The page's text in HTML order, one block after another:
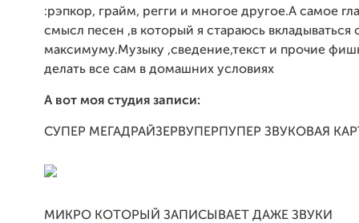
:рэпкор, грайм, регги и многое другое.А самое
смысл песен ,в который я стараюсь вкладываться
максимуму.Музыку ,сведение,текст и прочие
делать все сам в домашних условиях
А вот моя студия записи:
СУПЕР МЕГАДРАЙЗЕРВУПЕРПУПЕР ЗВУКОВАЯ
МИКРО КОТОРЫЙ ЗАПИСЫВАЕТ ДАЖЕ ЗВУКИ